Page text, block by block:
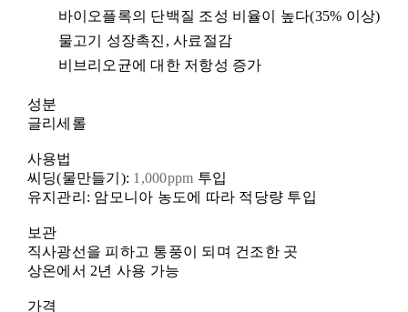
바이오플록의 단백질 조성 비율이 높다(35% 이상)
물고기 성장촉진 ,사료절감
비브리오균에 대한 저항성 증가
성분
글리세롤
사용법
씨딩(물만들기 ): 1,000ppm 투입
유지관리 : 암모니아 농도에 따라 적당량 투입
보관
직사광선을 피하고 통풍이 되며 건조한 곳
상온에서 2년 사용 가능
가격